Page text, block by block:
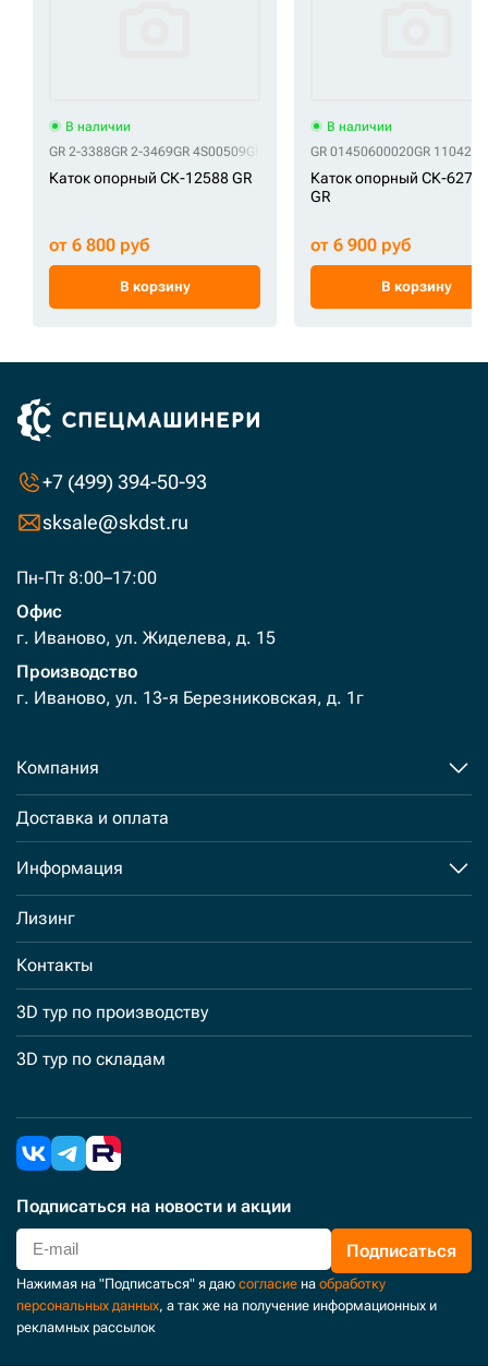
В наличии
GR 2-3388GR 2-3469GR 4S00509GR 71401360 GR 9114681GR 9132602
Каток опорный СК-12588 GR
от 6 800 руб
В корзину
В наличии
GR 01450600020GR
Каток опорный СК-
GR
от 6 900 руб
В корзину
+7 (499) 394-50-93
sksale@skdst.ru
Пн-Пт 8:00–17:00
Офис
г. Иваново, ул. Жиделева, д. 15
Производство
г. Иваново, ул. 13-я Березниковская, д. 1г
Компания
Доставка и оплата
Информация
Лизинг
Контакты
3D тур по производству
3D тур по складам
Подписаться на новости и акции
Подписаться
Нажимая на "Подписаться" я даю согласие на обработку
персональных данных, а так же на получение информационных и
рекламных рассылок